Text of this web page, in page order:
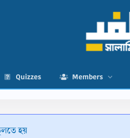
Quizzes Members
হয়